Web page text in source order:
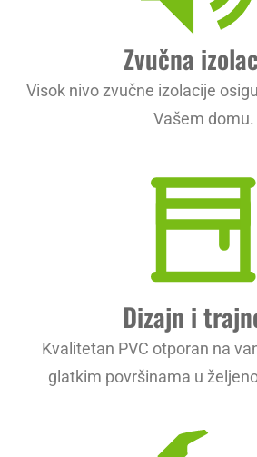
Zvučna
Visok nivo zvučne izolacije
Vašem domu.
Dizajn i
Kvalitetan PVC otporan na
glatkim površinama u